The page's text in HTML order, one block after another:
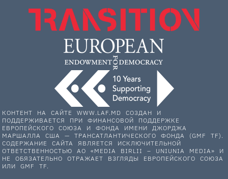
КОНТЕНТ НА САЙТЕ WWW.LAF.MD СОЗДАН И
ПОДДЕРЖИВАЕТСЯ ПРИ ФИНАНСОВОЙ ПОДДЕРЖКЕ
ЕВРОПЕЙСКОГО СОЮЗА И ФОНДА ИМЕНИ ДЖОРДЖА
МАРШАЛЛА США — ТРАНСАТЛАНТИЧЕСКОГО ФОНДА (GMF TF).
СОДЕРЖАНИЕ САЙТА ЯВЛЯЕТСЯ ИСКЛЮЧИТЕЛЬНОЙ
ОТВЕТСТВЕННОСТЬЮ АО «MEDIA BIRLII – UNIUNIA MEDIA» И
НЕ ОБЯЗАТЕЛЬНО ОТРАЖАЕТ ВЗГЛЯДЫ ЕВРОПЕЙСКОГО СОЮЗА
ИЛИ GMF TF.